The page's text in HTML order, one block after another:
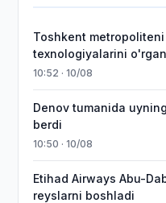
Toshkent metropoliteni
texnologiyalarini
10:52 · 10/08
Denov tumanida
berdi
10:50 · 10/08
Etihad Airways Abu-
reyslarni boshladi